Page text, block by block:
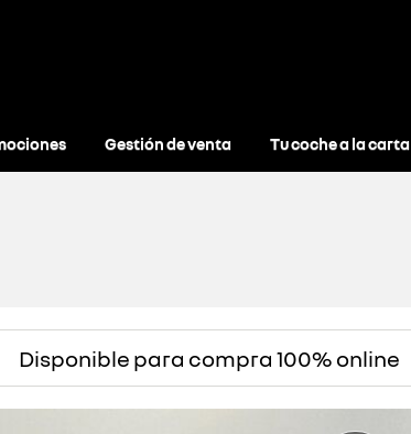
Gestión de venta Tu coche a la carta
Disponible para compra 100% online